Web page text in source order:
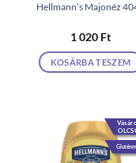
Hellmann’s Majonéz
1 020 Ft
KOSÁRBA TESZEM